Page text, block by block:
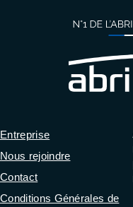
Entreprise
Nous rejoindre
Contact
Conditions Générales de